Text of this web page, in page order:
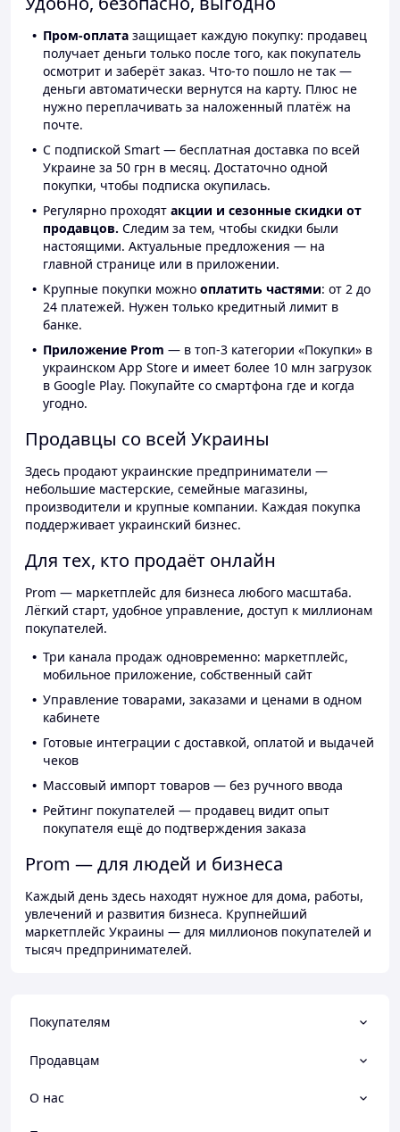
Пром-оплата защищает каждую покупку: продавец
получает деньги только после того, как покупатель
осмотрит и заберёт заказ. Что-то пошло не так —
деньги автоматически вернутся на карту. Плюс не
нужно переплачивать за наложенный платёж на
почте.
С подпиской Smart — бесплатная доставка по всей
Украине за 50 грн в месяц. Достаточно одной
покупки, чтобы подписка окупилась.
Регулярно проходят акции и сезонные скидки от
продавцов. Следим за тем, чтобы скидки были
настоящими. Актуальные предложения — на
главной странице или в приложении.
Крупные покупки можно оплатить частями: от 2 до
24 платежей. Нужен только кредитный лимит в
банке.
Приложение Prom — в топ-3 категории «Покупки» в
украинском App Store и имеет более 10 млн загрузок
в Google Play. Покупайте со смартфона где и когда
угодно.
Продавцы со всей Украины
Здесь продают украинские предприниматели —
небольшие мастерские, семейные магазины,
производители и крупные компании. Каждая покупка
поддерживает украинский бизнес.
Для тех, кто продаёт онлайн
Prom — маркетплейс для бизнеса любого масштаба.
Лёгкий старт, удобное управление, доступ к миллионам
покупателей.
Три канала продаж одновременно: маркетплейс,
мобильное приложение, собственный сайт
Управление товарами, заказами и ценами в одном
кабинете
Готовые интеграции с доставкой, оплатой и выдачей
чеков
Массовый импорт товаров — без ручного ввода
Рейтинг покупателей — продавец видит опыт
покупателя ещё до подтверждения заказа
Prom — для людей и бизнеса
Каждый день здесь находят нужное для дома, работы,
увлечений и развития бизнеса. Крупнейший
маркетплейс Украины — для миллионов покупателей и
тысяч предпринимателей.
Покупателям
Продавцам
О нас